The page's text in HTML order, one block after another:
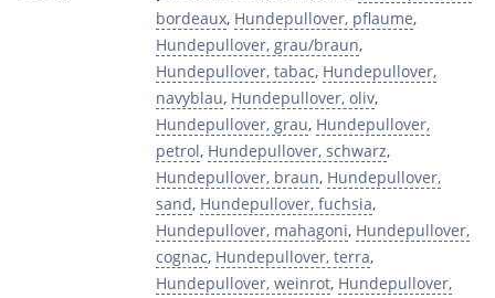
bordeaux, Hundepullover, pflaume,
Hundepullover, grau/braun,
Hundepullover, tabac, Hundepullover,
navyblau, Hundepullover, oliv,
Hundepullover, grau, Hundepullover,
petrol, Hundepullover, schwarz,
Hundepullover, braun, Hundepullover,
sand, Hundepullover, fuchsia,
Hundepullover, mahagoni, Hundepullover,
cognac, Hundepullover, terra,
Hundepullover, weinrot, Hundepullover,